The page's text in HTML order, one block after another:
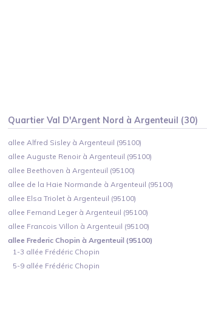
QuartierVal D'Argent Nord àArgenteuil (30)
allee Alfred Sisley à Argenteuil (95100)
allee Auguste Renoir à Argenteuil (95100)
allee Beethoven à Argenteuil (95100)
allee de la Haie Normande à Argenteuil (95100)
allee Elsa Triolet à Argenteuil (95100)
allee Fernand Leger à Argenteuil (95100)
allee Francois Villon à Argenteuil (95100)
allee Frederic Chopin à Argenteuil (95100)
1-3 allée Frédéric Chopin
5-9 allée Frédéric Chopin